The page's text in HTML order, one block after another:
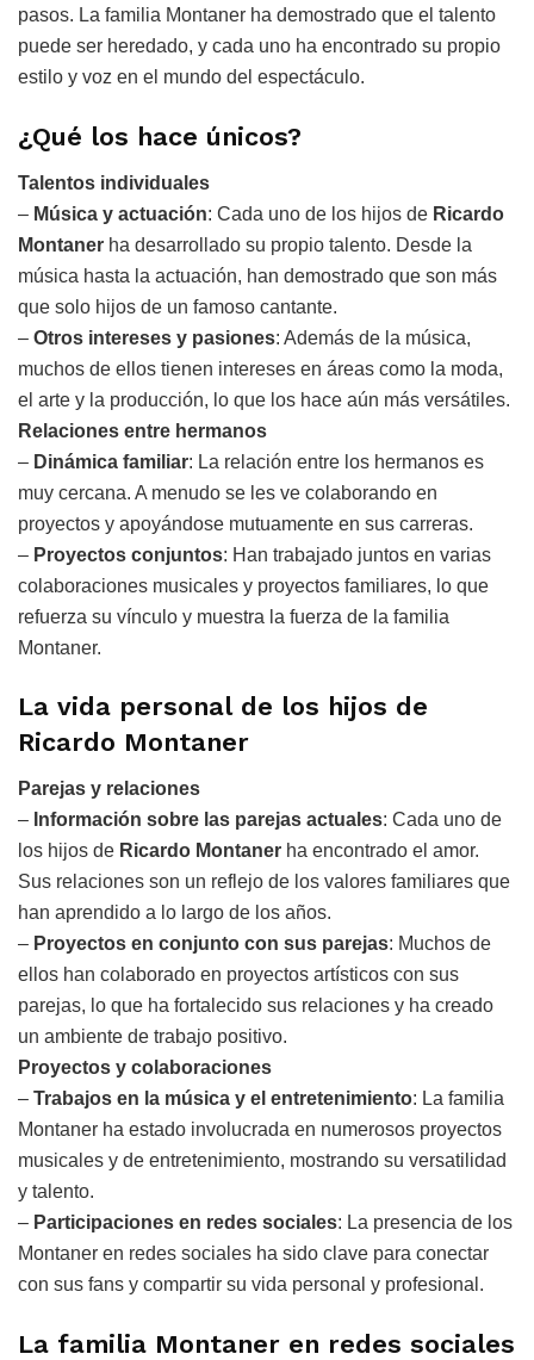
pasos. La familia Montaner ha demostrado que el talento
puede ser heredado, y cada uno ha encontrado su propio
estilo y voz en el mundo del espectáculo.
¿Qué los hace únicos?
Talentos individuales
– Música y actuación: Cada uno de los hijos de Ricardo
Montaner ha desarrollado su propio talento. Desde la
música hasta la actuación, han demostrado que son más
que solo hijos de un famoso cantante.
– Otros intereses y pasiones: Además de la música,
muchos de ellos tienen intereses en áreas como la moda,
el arte y la producción, lo que los hace aún más versátiles.
Relaciones entre hermanos
– Dinámica familiar: La relación entre los hermanos es
muy cercana. A menudo se les ve colaborando en
proyectos y apoyándose mutuamente en sus carreras.
– Proyectos conjuntos: Han trabajado juntos en varias
colaboraciones musicales y proyectos familiares, lo que
refuerza su vínculo y muestra la fuerza de la familia
Montaner.
La vida personal de los hijos de
Ricardo Montaner
Parejas y relaciones
– Información sobre las parejas actuales: Cada uno de
los hijos de Ricardo Montaner ha encontrado el amor.
Sus relaciones son un reflejo de los valores familiares que
han aprendido a lo largo de los años.
– Proyectos en conjunto con sus parejas: Muchos de
ellos han colaborado en proyectos artísticos con sus
parejas, lo que ha fortalecido sus relaciones y ha creado
un ambiente de trabajo positivo.
Proyectos y colaboraciones
– Trabajos en la música y el entretenimiento: La familia
Montaner ha estado involucrada en numerosos proyectos
musicales y de entretenimiento, mostrando su versatilidad
y talento.
– Participaciones en redes sociales: La presencia de los
Montaner en redes sociales ha sido clave para conectar
con sus fans y compartir su vida personal y profesional.
La familia Montaner en redes sociales